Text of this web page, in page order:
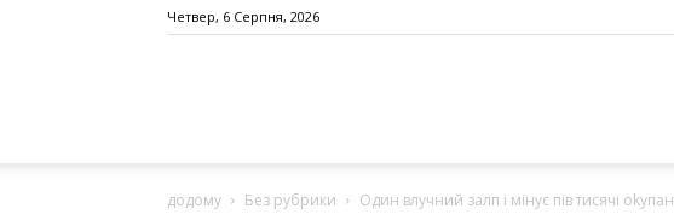
Четвер, 6 Серпня, 2026
додому Без рубрики Один влучний залп і мінус пів тисячі